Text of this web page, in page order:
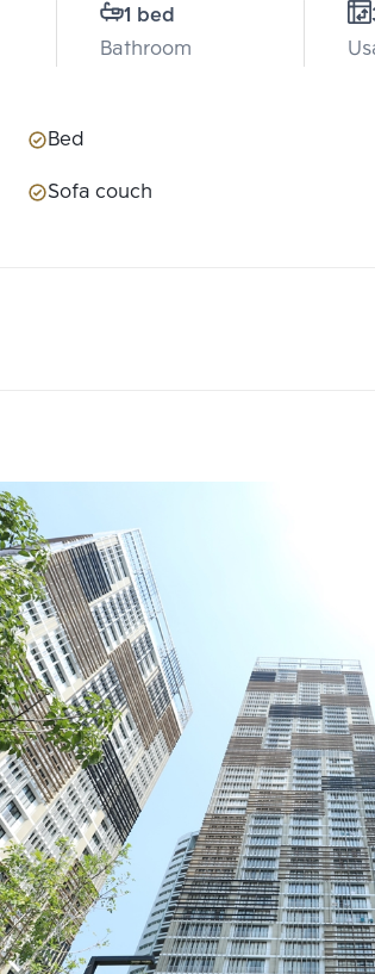
1 bed
Bathroom
Bed
Sofa couch